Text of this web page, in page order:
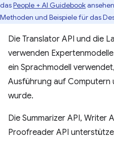
dasPeople + AI Guidebook
Methoden und Beispiele für das
Die Translator API und die
verwenden
ein Sprachmodell
Ausführung auf
wurde.
Die Summarizer API, Writer
Proofreader API